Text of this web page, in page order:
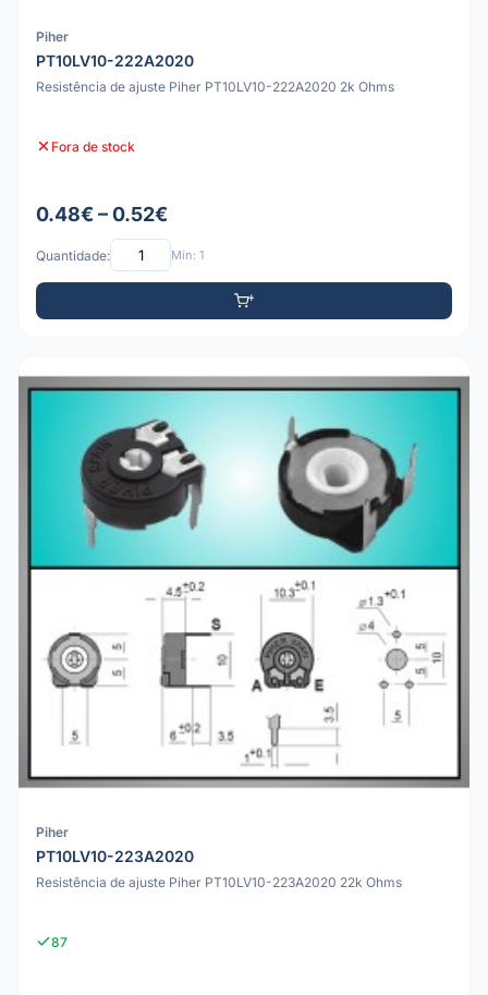
Piher
PT10LV10-222A2020
Resistência de ajuste Piher PT10LV10-222A2020 2k Ohms
Fora de stock
0.48€ – 0.52€
Quantidade: Mín: 1
Piher
PT10LV10-223A2020
Resistência de ajuste Piher PT10LV10-223A2020 22k Ohms
87